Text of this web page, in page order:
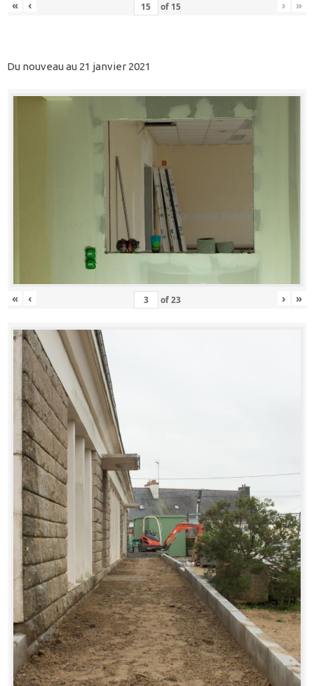
« ‹ of 15 › »
Du nouveau au 21 janvier 2021
« ‹ of23 › »